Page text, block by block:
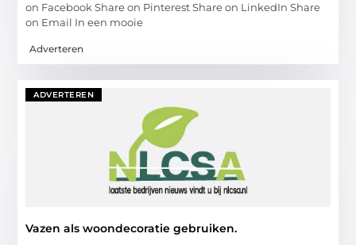
on Facebook Share on Pinterest Share on LinkedIn Share
on Email In een mooie
Adverteren
ADVERTEREN
Vazen als woondecoratie gebruiken.